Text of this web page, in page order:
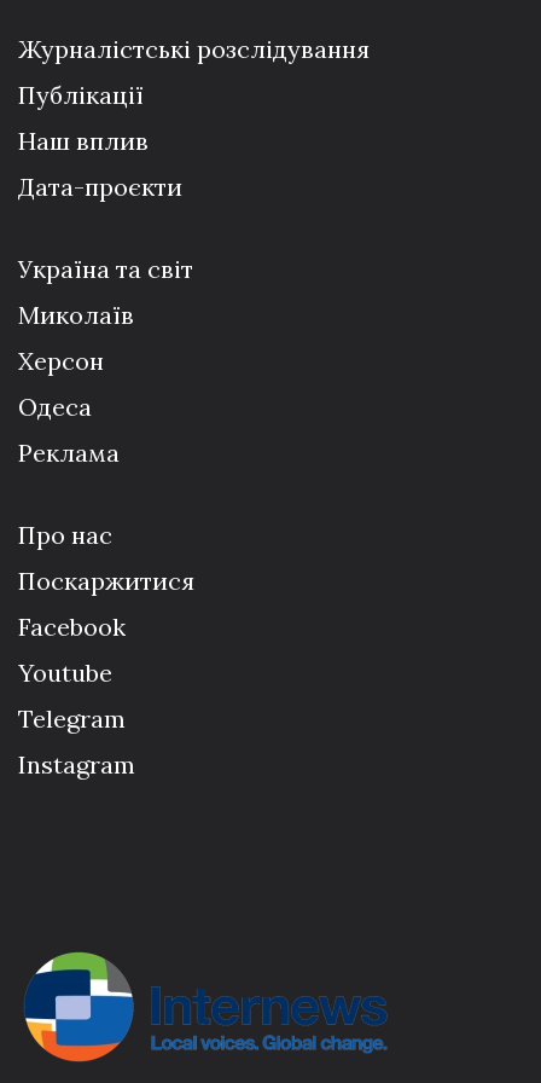
Журналістські розслідування
Публікації
Наш вплив
Дата-проєкти
Україна та світ
Миколаїв
Херсон
Одеса
Реклама
Про нас
Поскаржитися
Facebook
Youtube
Telegram
Instagram